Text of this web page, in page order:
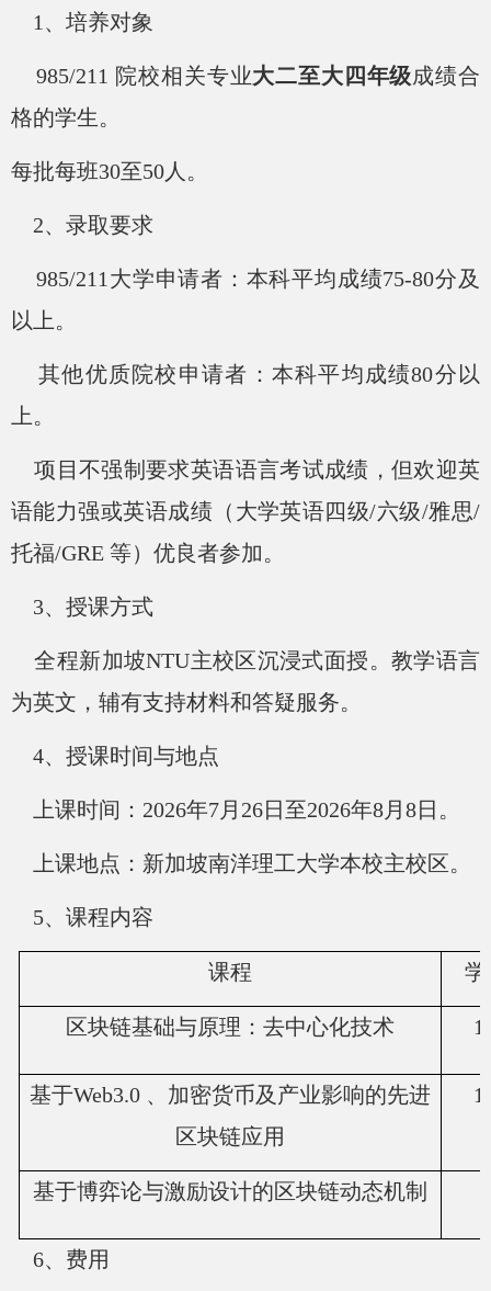
1、培养对象
985/211 院校相关专业大二至大四年级成绩合
格的学生。
每批每班30至50人。
2、录取要求
985/211大学申请者：本科平均成绩75-80分及
以上。
其他优质院校申请者：本科平均成绩80分以
上。
项目不强制要求英语语言考试成绩，但欢迎英
语能力强或英语成绩（大学英语四级/六级/雅思/
托福/GRE 等）优良者参加。
3、授课方式
全程新加坡NTU主校区沉浸式面授。教学语言
为英文，辅有支持材料和答疑服务。
4、授课时间与地点
上课时间： 2026年7月26日至2026年8月8日。
上课地点：新加坡南洋理工大学本校主校区。
5、课程内容
课程 学
区块链基础与原理：去中心化技术
基于Web3.0 、加密货币及产业影响的先进
区块链应用
基于博弈论与激励设计的区块链动态机制
6、费用